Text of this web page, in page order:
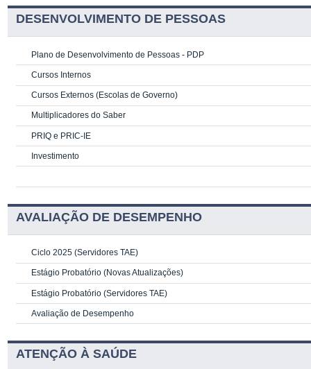
DESENVOLVIMENTO DE PESSOAS
Plano de Desenvolvimento de Pessoas - PDP
Cursos Internos
Cursos Externos (Escolas de Governo)
Multiplicadores do Saber
PRIQ e PRIC-IE
Investimento
AVALIAÇÃO DE DESEMPENHO
Ciclo 2025 (Servidores TAE)
Estágio Probatório (Novas Atualizações)
Estágio Probatório (Servidores TAE)
Avaliação de Desempenho
ATENÇÃO À SAÚDE